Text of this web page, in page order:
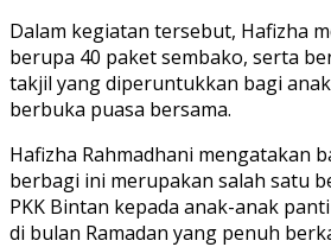
Dalam kegiatan tersebut, Hafizha
berupa 40 paket sembako, serta
takjil yang diperuntukkan bagi
berbuka puasa bersama.
Hafizha Rahmadhani mengatakan
berbagi ini merupakan salah satu
PKK Bintan kepada anak-anak
di bulan Ramadan yang penuh